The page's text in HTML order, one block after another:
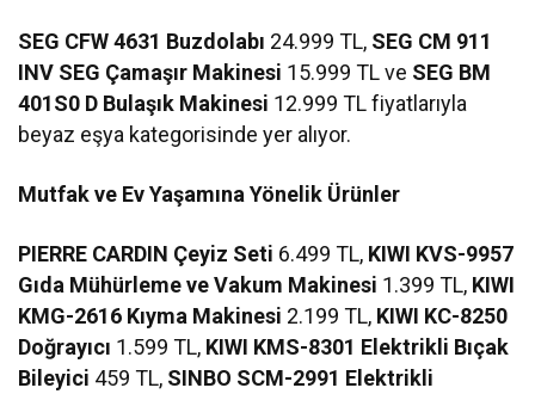
SEG CFW 4631 Buzdolabı 24.999 TL, SEG CM 911
INV SEG Çamaşır Makinesi 15.999 TL ve SEG BM
401S0 D Bulaşık Makinesi 12.999 TL fiyatlarıyla
beyaz eşya kategorisinde yer alıyor.
Mutfak ve Ev Yaşamına Yönelik Ürünler
PIERRE CARDIN Çeyiz Seti 6.499 TL, KIWI KVS-9957
Gıda Mühürleme ve Vakum Makinesi 1.399 TL, KIWI
KMG-2616 Kıyma Makinesi 2.199 TL, KIWI KC-8250
Doğrayıcı 1.599 TL, KIWI KMS-8301 Elektrikli Bıçak
Bileyici 459 TL, SINBO SCM-2991 Elektrikli